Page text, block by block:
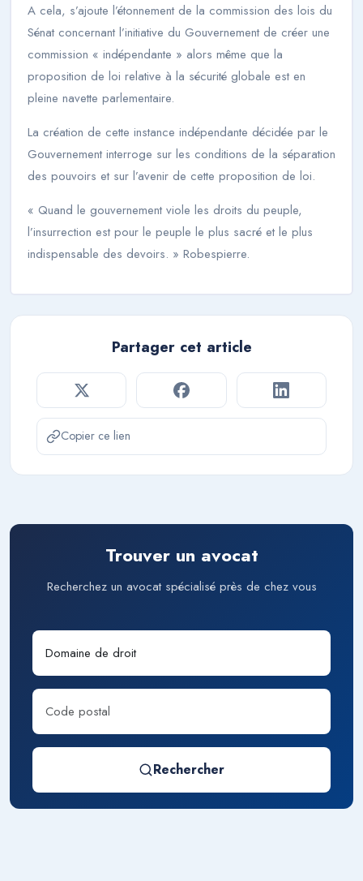
A cela, s’ajoute l’étonnement de la commission des lois du
Sénat concernant l’initiative du Gouvernement de créer une
commission « indépendante » alors même que la
proposition de loi relative à la sécurité globale est en
pleine navette parlementaire.
La création de cette instance indépendante décidée par le
Gouvernement interroge sur les conditions de la séparation
des pouvoirs et sur l’avenir de cette proposition de loi.
« Quand le gouvernement viole les droits du peuple,
l’insurrection est pour le peuple le plus sacré et le plus
indispensable des devoirs. » Robespierre.
Partager cet article
Copier ce lien
Trouver un avocat
Recherchez un avocat spécialisé près de chez vous
Rechercher